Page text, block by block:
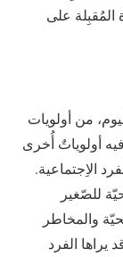
المُقبِلة على
من أولويات
أولوياتٌ أُخرى
الاِجتماعية.
للصّغير
والمخاطر
يراها الفرد